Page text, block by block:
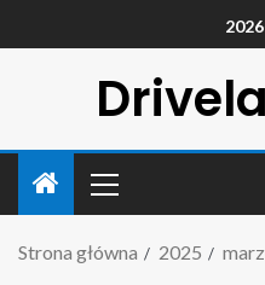
Strona główna 2025